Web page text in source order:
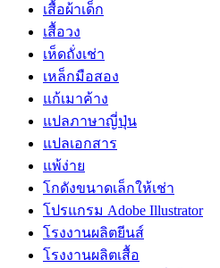
เสื้อผ้าเด็ก
เสื้อวง
เห็ดถั่งเช่า
เหล็กมือสอง
แก้เมาค้าง
แปลภาษาญี่ปุ่น
แปลเอกสาร
แพ้ง่าย
โกดังขนาดเล็กให้เช่า
โปรแกรม Adobe Illustrator
โรงงานผลิตยีนส์
โรงงานผลิตเสื้อ